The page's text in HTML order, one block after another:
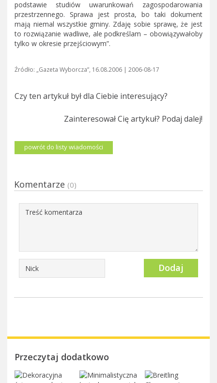
podstawie studiów uwarunkowań zagospodarowania
przestrzennego. Sprawa jest prosta, bo taki dokument
mają niemal wszystkie gminy. Zdaję sobie sprawę, że jest
to rozwiązanie wadliwe, ale podkreślam – obowiązywałoby
tylko w okresie przejściowym”.
Źródło: „Gazeta Wyborcza”, 16.08.2006 | 2006-08-17
Czy ten artykuł był dla Ciebie interesujący?
Zainteresował Cię artykuł? Podaj dalej!
powrót do listy wiadomości
Komentarze (0)
Dodaj
Przeczytaj dodatkowo